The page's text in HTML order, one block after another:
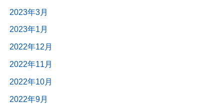
2023年3月
2023年1月
2022年12月
2022年11月
2022年10月
2022年9月